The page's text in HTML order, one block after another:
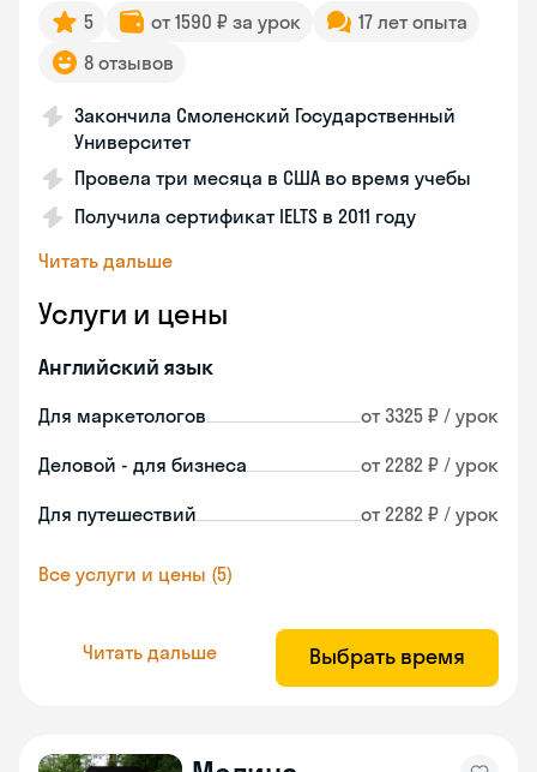
5 от 1590 ₽ за урок
17 лет опыта
8 отзывов
Закончила Смоленский Государственный
Университет
Провела три месяца в США во время учебы
Получила сертификат IELTS в 2011 году
Читать дальше
Услуги и цены
Английский язык
Для маркетологов от 3325 ₽ / урок
Деловой - для бизнеса от 2282 ₽ / урок
Для путешествий от 2282 ₽ / урок
Все услуги и цены (5)
Читать дальше Выбрать время